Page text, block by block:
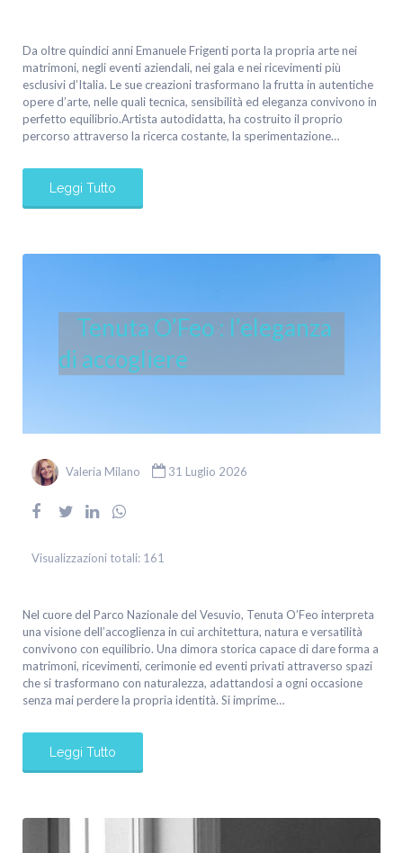
Da oltre quindici anni Emanuele Frigenti porta la propria arte nei
matrimoni, negli eventi aziendali, nei gala e nei ricevimenti più
esclusivi d’Italia. Le sue creazioni trasformano la frutta in autentiche
opere d’arte, nelle quali tecnica, sensibilità ed eleganza convivono in
perfetto equilibrio.Artista autodidatta, ha costruito il proprio
percorso attraverso la ricerca costante, la sperimentazione…
Leggi Tutto
Tenuta O’Feo : l’eleganza
di accogliere
Valeria Milano 31 Luglio 2026
Visualizzazioni totali: 161
Nel cuore del Parco Nazionale del Vesuvio, Tenuta O’Feo interpreta
una visione dell’accoglienza in cui architettura, natura e versatilità
convivono con equilibrio. Una dimora storica capace di dare forma a
matrimoni, ricevimenti, cerimonie ed eventi privati attraverso spazi
che si trasformano con naturalezza, adattandosi a ogni occasione
senza mai perdere la propria identità. Si imprime…
Leggi Tutto